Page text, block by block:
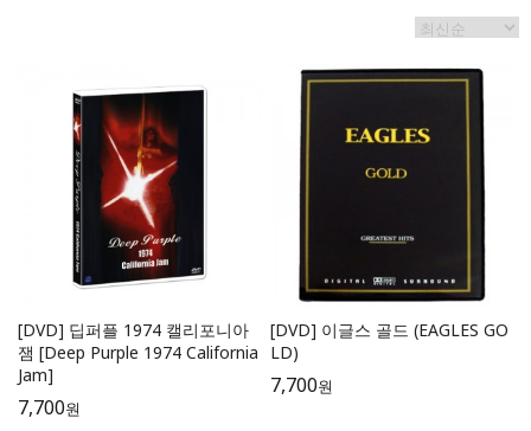
[DVD] 딥퍼플 1974 캘리포니아
잼 [Deep Purple 1974 California
Jam]
7,700원
[DVD] 이글스 골드 (EAGLES GO
LD)
7,700원